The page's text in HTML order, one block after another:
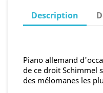
Description
Piano allemand
de ce droit Schimmel
des mélomanes les